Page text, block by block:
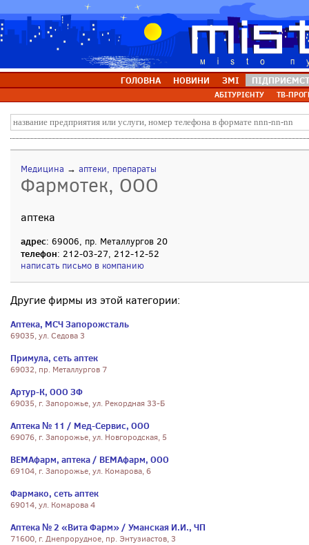
ГОЛОВНА НОВИНИ ЗМІ
АБІТУРІЄНТУ ТВ-
Медицина → аптеки, препараты
Фармотек, ООО
аптека
адрес: 69006, пр. Металлургов 20
телефон: 212-03-27, 212-12-52
написать письмо в компанию
Другие фирмы из этой категории:
Аптека, МСЧ Запорожсталь
69035, ул. Седова 3
Примула, сеть аптек
69032, пр. Металлургов 7
Артур-К, ООО ЗФ
69035, г. Запорожье, ул. Рекордная 33-Б
Аптека № 11 / Мед-Сервис, ООО
69076, г. Запорожье, ул. Новгородская, 5
ВЕМАфарм, аптека / ВЕМАфарм, ООО
69104, г. Запорожье, ул. Комарова, 6
Фармако, сеть аптек
69014, ул. Комарова 4
Аптека № 2 «Вита Фарм» / Уманская И.И., ЧП
71600, г. Днепрорудное, пр. Энтузиастов, 3